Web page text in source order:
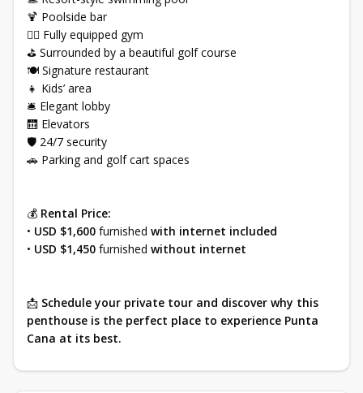
🍹 Poolside bar
🏋️‍♂️ Fully equipped gym
⛳ Surrounded by a beautiful golf course
🍽️ Signature restaurant
👧 Kids’ area
🛎️ Elegant lobby
🛗 Elevators
🛡️ 24/7 security
🚗 Parking and golf cart spaces
💰 Rental Price:
• USD $1,600 furnished with internet included
• USD $1,450 furnished without internet
📩 Schedule your private tour and discover why this
penthouse is the perfect place to experience Punta
Cana at its best.